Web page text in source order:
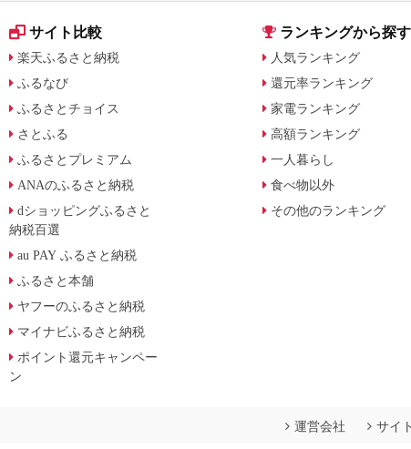
サイト比較
楽天ふるさと納税
ふるなび
ふるさとチョイス
さとふる
ふるさとプレミアム
ANAのふるさと納税
dショッピングふるさと
納税百選
au PAY ふるさと納税
ふるさと本舗
ヤフーのふるさと納税
マイナビふるさと納税
ポイント還元キャンペー
ン
ランキングから探す
人気ランキング
還元率ランキング
家電ランキング
高額ランキング
一人暮らし
食べ物以外
その他のランキング
運営会社 サイ